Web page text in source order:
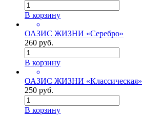
В корзину
ОАЗИС ЖИЗНИ «Серебро»
260 руб.
В корзину
ОАЗИС ЖИЗНИ «Классическая»
250 руб.
В корзину